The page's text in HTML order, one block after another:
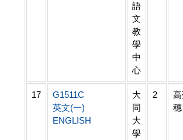
語
文
教
學
中
心
17
G1511C
英文(一)
ENGLISH
大
同
大
學
2
穗